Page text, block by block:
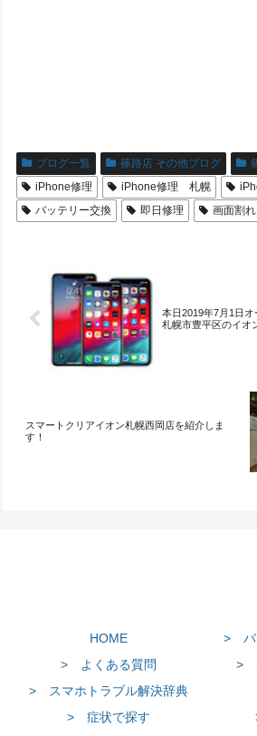
ブログ一覧 篠路店 その他ブログ
iPhone修理
iPhone修理 札幌
バッテリー交換
即日修理 画面割れ
本日2019年7月1日
札幌市豊平区のイオ
スマートクリアイオン札幌西岡店を紹介しま
す！
HOME
> バ
> よくある質問
>
> スマホトラブル解決辞典
> 症状で探す